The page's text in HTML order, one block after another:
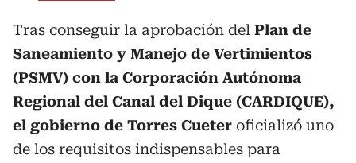
Tras conseguir la aprobación del Plan de
Saneamiento y Manejo de Vertimientos
(PSMV) con la Corporación Autónoma
Regional del Canal del Dique (CARDIQUE),
el gobierno de Torres Cueter oficializó uno
de los requisitos indispensables para